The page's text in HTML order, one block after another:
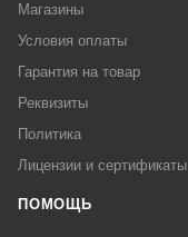
Магазины
Условия оплаты
Гарантия на товар
Реквизиты
Политика
Лицензии и сертификаты
ПОМОЩЬ